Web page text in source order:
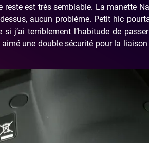
est très semblable. La manette
aucun problème. Petit hic
j’ai terriblement l’habitude de
une double sécurité pour la